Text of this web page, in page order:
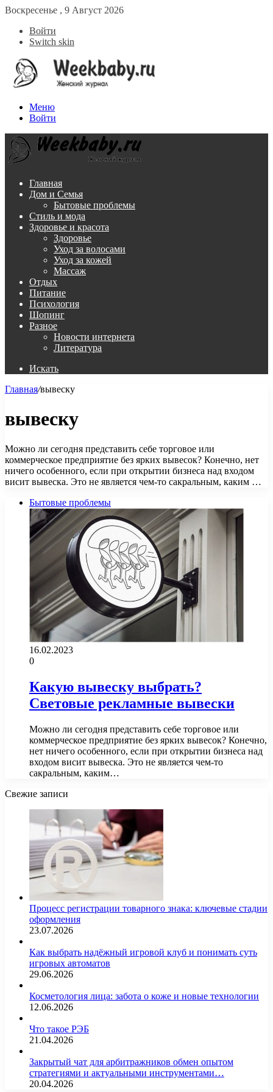
Воскресенье , 9 Август 2026
Войти
Switch skin
Меню
Войти
Главная
Дом и Семья
Бытовые проблемы
Стиль и мода
Здоровье и красота
Здоровье
Уход за волосами
Уход за кожей
Массаж
Отдых
Питание
Психология
Шопинг
Разное
Новости интернета
Литература
Искать
Главная/вывеску
вывеску
Можно ли сегодня представить себе торговое или
коммерческое предприятие без ярких вывесок? Конечно, нет
ничего особенного, если при открытии бизнеса над входом
висит вывеска. Это не является чем-то сакральным, каким …
Бытовые проблемы
16.02.2023
0
Какую вывеску выбрать?
Световые рекламные вывески
Можно ли сегодня представить себе торговое или
коммерческое предприятие без ярких вывесок? Конечно,
нет ничего особенного, если при открытии бизнеса над
входом висит вывеска. Это не является чем-то
сакральным, каким…
Свежие записи
Процесс регистрации товарного знака: ключевые стадии
оформления
23.07.2026
Как выбрать надёжный игровой клуб и понимать суть
игровых автоматов
29.06.2026
Косметология лица: забота о коже и новые технологии
12.06.2026
Что такое РЭБ
21.04.2026
Закрытый чат для арбитражников обмен опытом
стратегиями и актуальными инструментами…
20.04.2026